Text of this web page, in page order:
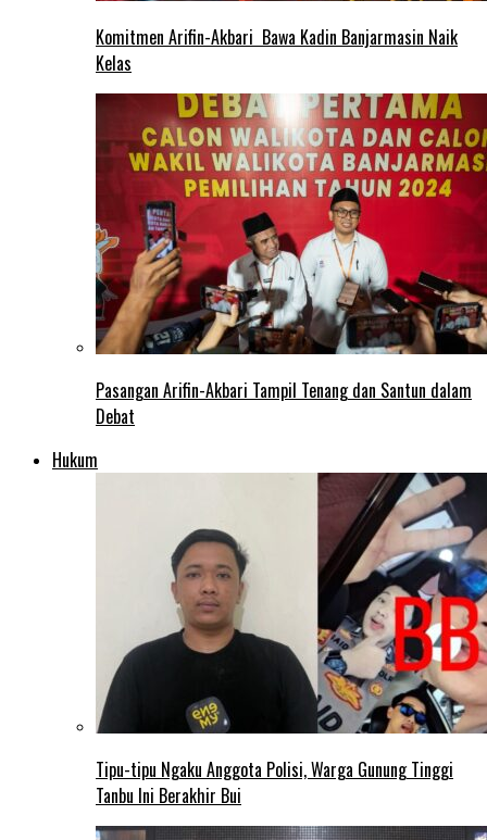
Komitmen Arifin-Akbari Bawa Kadin Banjarmasin Naik
Kelas
Pasangan Arifin-Akbari Tampil Tenang dan Santun dalam
Debat
Hukum
Tipu-tipu Ngaku Anggota Polisi, Warga Gunung Tinggi
Tanbu Ini Berakhir Bui